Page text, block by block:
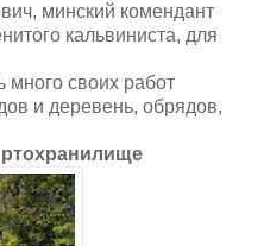
минский комендант
кальвиниста, для
много своих работ
и деревень, обрядов,